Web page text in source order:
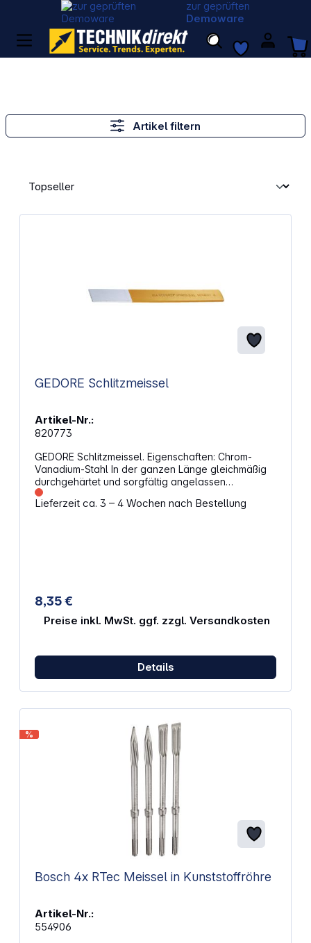
zur geprüften
Demoware
Artikel filtern
GEDORE Schlitzmeissel
Artikel-Nr.:
820773
GEDORE Schlitzmeissel. Eigenschaften: Chrom-
Vanadium-Stahl In der ganzen Länge gleichmäßig
durchgehärtet und sorgfältig angelassen
Schlagköpfe induktiv angelassen Arbeitsenden
blank geschliffen und klar lackiert
Lieferzeit ca. 3 – 4 Wochen nach Bestellung
8,35 €
Preise inkl. MwSt. ggf. zzgl. Versandkosten
Details
%
Bosch 4x RTec Meissel in Kunststoffröhre
Artikel-Nr.:
554906